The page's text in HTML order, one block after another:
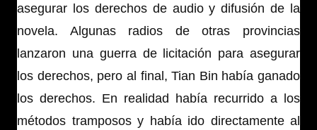
asegurar los derechos de audio y difusión de la
novela. Algunas radios de otras provincias
lanzaron una guerra de licitación para asegurar
los derechos, pero al final, Tian Bin había ganado
los derechos. En realidad había recurrido a los
métodos tramposos y había ido directamente al